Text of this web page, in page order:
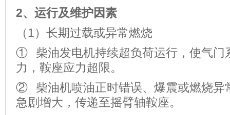
2、运行及维护因素
（1）长期过载或异常燃烧
① 柴油发电机持续超负荷运行，使气门
力，鞍座应力超限。
② 柴油机喷油正时错误、爆震或燃烧异
急剧增大，传递至摇臂轴鞍座。